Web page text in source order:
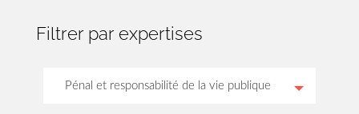
Filtrer par expertises
Pénal et responsabilité de la vie publique